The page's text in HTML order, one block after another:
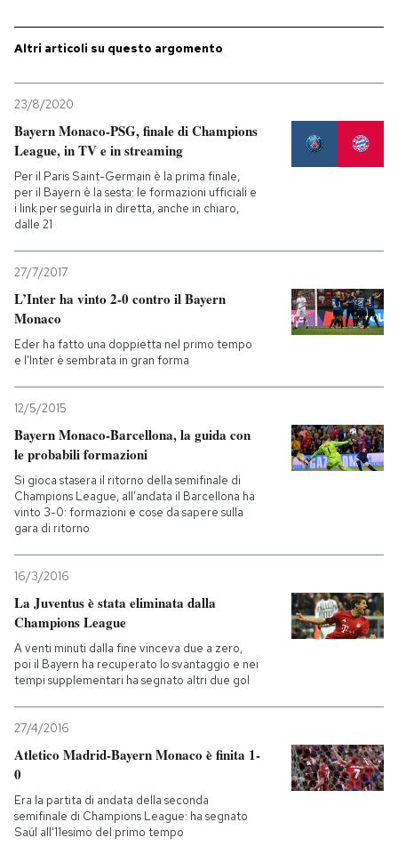
Altri articoli su questo argomento
23/8/2020
Bayern Monaco-PSG, finale di Champions
League, in TV e in streaming
Per il Paris Saint-Germain è la prima finale,
per il Bayern è la sesta: le formazioni ufficiali e
i link per seguirla in diretta, anche in chiaro,
dalle 21
27/7/2017
L’Inter ha vinto 2-0 contro il Bayern
Monaco
Eder ha fatto una doppietta nel primo tempo
e l'Inter è sembrata in gran forma
12/5/2015
Bayern Monaco-Barcellona, la guida con
le probabili formazioni
Si gioca stasera il ritorno della semifinale di
Champions League, all’andata il Barcellona ha
vinto 3-0: formazioni e cose da sapere sulla
gara di ritorno
16/3/2016
La Juventus è stata eliminata dalla
Champions League
A venti minuti dalla fine vinceva due a zero,
poi il Bayern ha recuperato lo svantaggio e nei
tempi supplementari ha segnato altri due gol
27/4/2016
Atletico Madrid-Bayern Monaco è finita 1-
0
Era la partita di andata della seconda
semifinale di Champions League: ha segnato
Saúl all'11esimo del primo tempo